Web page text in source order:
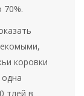
70%.
коровки
тлей в